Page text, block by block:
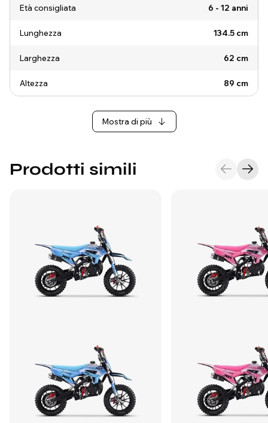
Età consigliata 6 - 12 anni
Lunghezza 134.5 cm
Larghezza 62 cm
Altezza 89 cm
Mostra di più
Prodotti simili